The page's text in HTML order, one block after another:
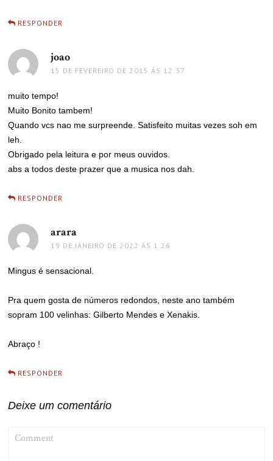
RESPONDER
joao
15 DE FEVEREIRO DE 2015 ÀS 12:37
muito tempo!
Muito Bonito tambem!
Quando vcs nao me surpreende. Satisfeito muitas vezes soh em
leh.
Obrigado pela leitura e por meus ouvidos.
abs a todos deste prazer que a musica nos dah.
RESPONDER
arara
19 DE JANEIRO DE 2022 ÀS 1:26
Mingus é sensacional.
Pra quem gosta de números redondos, neste ano também
sopram 100 velinhas: Gilberto Mendes e Xenakis.
Abraço !
RESPONDER
Deixe um comentário